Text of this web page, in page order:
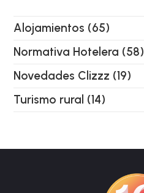
Alojamientos (65)
Normativa Hotelera (58)
Novedades Clizzz (19)
Turismo rural (14)